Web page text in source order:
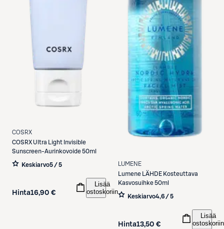
COSRX
COSRXUltra Light Invisible
Sunscreen-Aurinkovoide 50ml
Keskiarvo5 / 5
Hinta16,90 €
Lisää
ostoskoriin
LUMENE
Lumene
LÄHDE Kosteuttava
Kasvosuihke 50ml
Keskiarvo4,6 / 5
Hinta13,50 €
Lisää
ostoskoriin